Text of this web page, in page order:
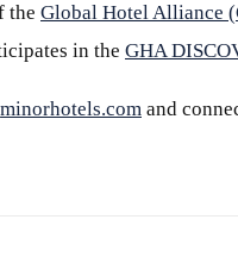
the Global Hotel Alliance
in the GHA
minorhotels.com and